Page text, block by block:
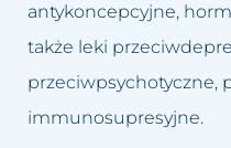
antykoncepcyjne,
także leki
przeciwpsychotyczne,
immunosupresyjne.